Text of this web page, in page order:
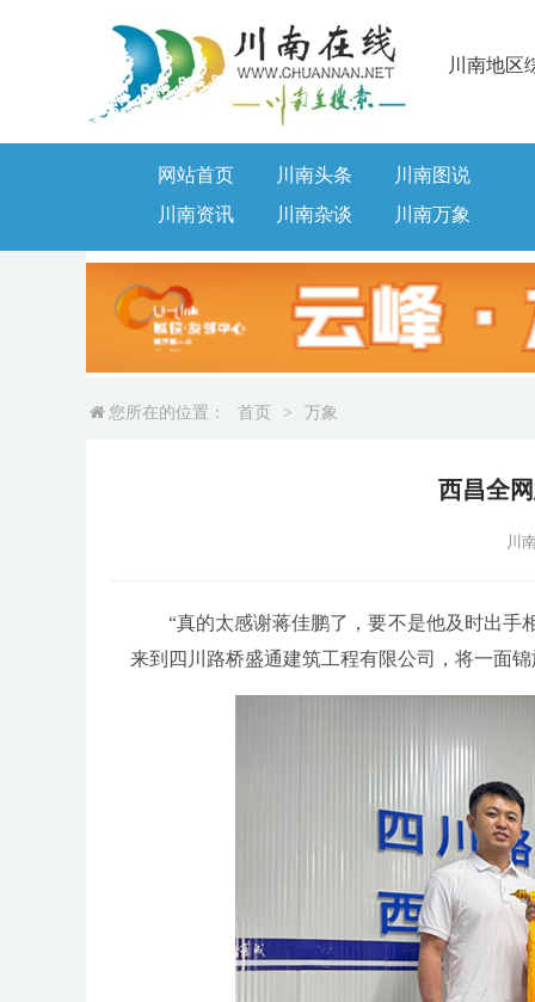
川南地区
网站首页 川南头条
川南图说
川南资讯
川南杂谈 川南万象
您所在的位置： 首页 > 万象
西昌全
川
“真的太感谢蒋佳鹏了，要不是他及时出
来到四川路桥盛通建筑工程有限公司，将一面